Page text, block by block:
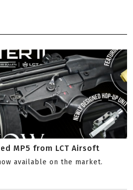
MP5 from LCT Airsoft
available on the market.